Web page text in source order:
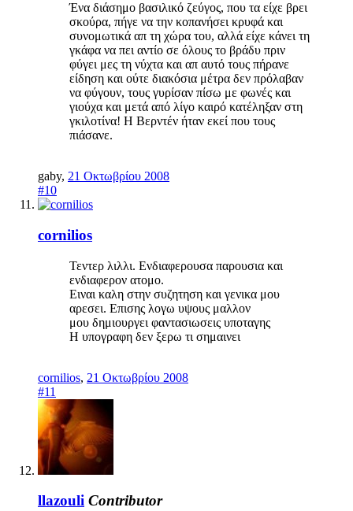
Ένα διάσημο βασιλικό ζεύγος, που τα είχε βρει
σκούρα, πήγε να την κοπανήσει κρυφά και
συνομωτικά απ τη χώρα του, αλλά είχε κάνει τη
γκάφα να πει αντίο σε όλους το βράδυ πριν
φύγει μες τη νύχτα και απ αυτό τους πήρανε
είδηση και ούτε διακόσια μέτρα δεν πρόλαβαν
να φύγουν, τους γυρίσαν πίσω με φωνές και
γιούχα και μετά από λίγο καιρό κατέληξαν στη
γκιλοτίνα! Η Βερντέν ήταν εκεί που τους
πιάσανε.
gaby, 21 Οκτωβρίου 2008
#10
cornilios
Τεντερ λιλλι. Ενδιαφερουσα παρουσια και
ενδιαφερον ατομο.
Ειναι καλη στην συζητηση και γενικα μου
αρεσει. Επισης λογω υψους μαλλον
μου δημιουργει φαντασιωσεις υποταγης
Η υπογραφη δεν ξερω τι σημαινει
cornilios, 21 Οκτωβρίου 2008
#11
llazouli Contributor